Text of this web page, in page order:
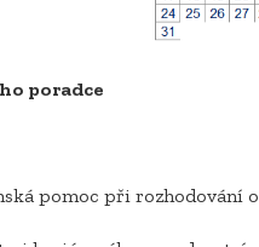
poradce
pomoc při rozhodování